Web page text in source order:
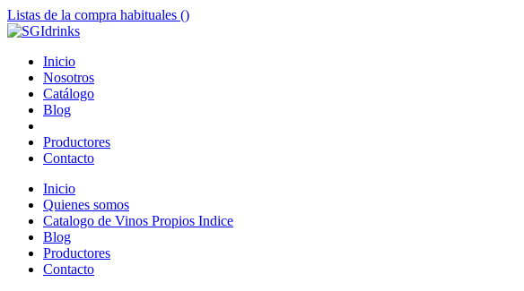
Listas de la compra habituales ()
Inicio
Nosotros
Catálogo
Blog
Productores
Contacto
Inicio
Quienes somos
Catalogo de Vinos Propios Indice
Blog
Productores
Contacto